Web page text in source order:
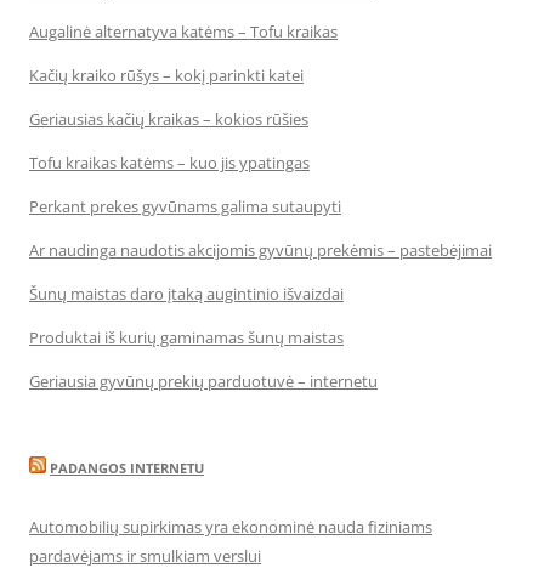
Augalinė alternatyva katėms – Tofu kraikas
Kačių kraiko rūšys – kokį parinkti katei
Geriausias kačių kraikas – kokios rūšies
Tofu kraikas katėms – kuo jis ypatingas
Perkant prekes gyvūnams galima sutaupyti
Ar naudinga naudotis akcijomis gyvūnų prekėmis – pastebėjimai
Šunų maistas daro įtaką augintinio išvaizdai
Produktai iš kurių gaminamas šunų maistas
Geriausia gyvūnų prekių parduotuvė – internetu
PADANGOS INTERNETU
Automobilių supirkimas yra ekonominė nauda fiziniams
pardavėjams ir smulkiam verslui